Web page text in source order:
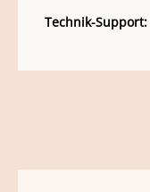
Technik-Support: